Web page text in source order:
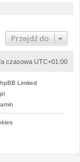
Przejdź do
czasowa UTC+01:00
Limited